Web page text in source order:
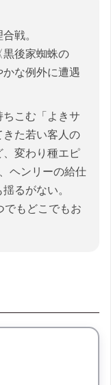
戦。
黒後家蜘蛛の
な例外に遭遇
こむ「よきサ
きた若い客人の
変わり種エピ
ヘンリーの給仕
るがない。
でもどこでもお